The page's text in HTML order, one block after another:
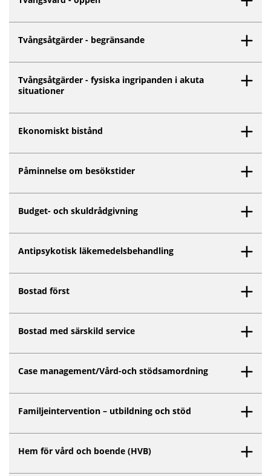
Tvångsåtgärder - begränsande
Tvångsåtgärder - fysiska ingripanden i akuta
situationer
Ekonomiskt bistånd
Påminnelse om besökstider
Budget- och skuldrådgivning
Antipsykotisk läkemedelsbehandling
Bostad först
Bostad med särskild service
Case management/Vård-och stödsamordning
Familjeintervention – utbildning och stöd
Hem för vård och boende (HVB)